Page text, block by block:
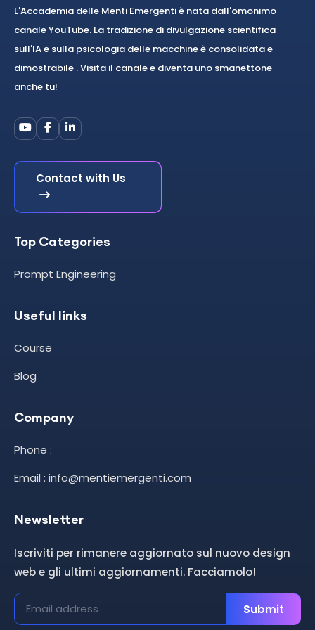
L'Accademia delle Menti Emergenti è nata dall'omonimo
canale YouTube. La tradizione di divulgazione scientifica
sull'IA e sulla psicologia delle macchine è consolidata e
dimostrabile . Visita il canale e diventa uno smanettone
anche tu!
Contact with Us
Top Categories
Prompt Engineering
Useful links
Course
Blog
Company
Phone :
Email : info@mentiemergenti.com
Newsletter
Iscriviti per rimanere aggiornato sul nuovo design
web e gli ultimi aggiornamenti. Facciamolo!
Submit